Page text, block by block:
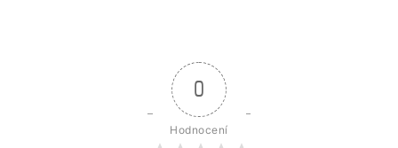
0
Hodnocení